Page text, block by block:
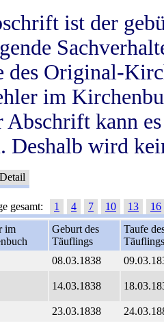
ist der
des Original-
im
kann
Deshalb wird
Detail
gesamt: 1 4 7 10 13
16
im
Geburt des
Täuflings
Taufe
Täuflings
08.03.1838
14.03.1838
23.03.1838